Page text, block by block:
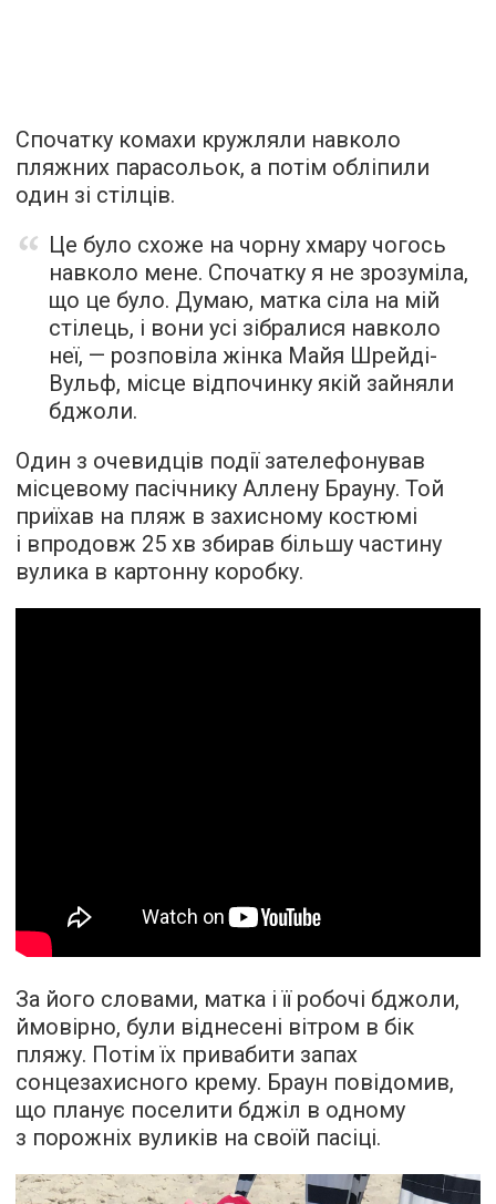
Спочатку комахи кружляли навколо
пляжних парасольок, а потім обліпили
один зі стілців.
Це було схоже на чорну хмару чогось
навколо мене. Спочатку я не зрозуміла,
що це було. Думаю, матка сіла на мій
стілець, і вони усі зібралися навколо
неї, — розповіла жінка Майя Шрейді-
Вульф, місце відпочинку якій зайняли
бджоли.
Один з очевидців події зателефонував
місцевому пасічнику Аллену Брауну. Той
приїхав на пляж в захисному костюмі
і впродовж 25 хв збирав більшу частину
вулика в картонну коробку.
За його словами, матка і її робочі бджоли,
ймовірно, були віднесені вітром в бік
пляжу. Потім їх привабити запах
сонцезахисного крему. Браун повідомив,
що планує поселити бджіл в одному
з порожніх вуликів на своїй пасіці.